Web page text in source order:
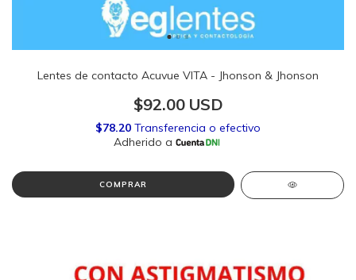
Lentes de contacto Acuvue VITA - Jhonson & Jhonson
$92.00 USD